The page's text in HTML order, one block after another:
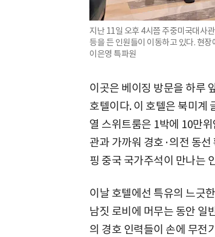
지난 11일 오후 4시쯤 주중미국대사
등을 든 인원들이 이동하고 있다. 현
이은영 특파원
이곳은 베이징 방문을 하루
호텔이다. 이 호텔은 북미계
열 스위트룸은 1박에 10만
관과 가까워 경호·의전 동
핑 중국 국가주석이 만나는
이날 호텔에선 특유의 느긋
남짓 로비에 머무는 동안 일
의 경호 인력들이 손에 무전